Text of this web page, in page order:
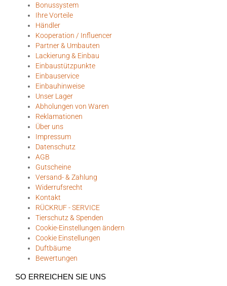
Bonussystem
Ihre Vorteile
Händler
Kooperation / Influencer
Partner & Umbauten
Lackierung & Einbau
Einbaustützpunkte
Einbauservice
Einbauhinweise
Unser Lager
Abholungen von Waren
Reklamationen
Über uns
Impressum
Datenschutz
AGB
Gutscheine
Versand- & Zahlung
Widerrufsrecht
Kontakt
RÜCKRUF - SERVICE
Tierschutz & Spenden
Cookie-Einstellungen ändern
Cookie Einstellungen
Duftbäume
Bewertungen
SO ERREICHEN SIE UNS